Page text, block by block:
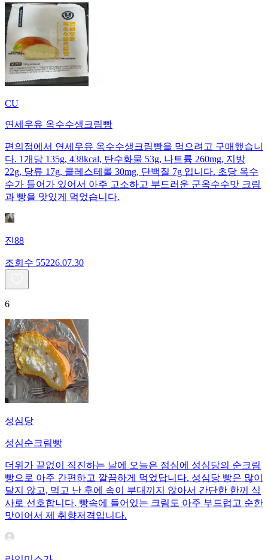
CU
연세우유 옥수수생크림빵
편의점에서 연세우유 옥수수생크림빵을 먹으려고 구매했습니
다. 1개당 135g, 438kcal, 탄수화물 53g, 나트륨 260mg, 지방
22g, 당류 17g, 콜레스테롤 30mg, 단백질 7g 입니다. 초당 옥수
수가 들어가 있어서 아주 고소하고 부드러운 군옥수수맛 크림
과 빵을 맛있게 먹었습니다.
진88
조회수 55226.07.30
6
성심당
성심순크림빵
더위가 끝없이 직진하는 날에 오늘은 점심에 성심당의 순크림
빵으로 아주 간편하고 깔끔하게 먹었답니다. 성심당 빵은 많이
달지 않고, 먹고 난 후에 속이 부대끼지 않아서 간단한 한끼 식
사로 선호합니다. 빵속에 들어있는 크림도 아주 부드럽고 순한
맛이어서 제 취향저격입니다.